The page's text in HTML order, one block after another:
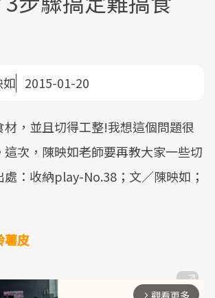
如 2015-01-20
材，並且切得工整!我想這個問題很
這次，陳映如老師要再教大家一些切
：收納play-No.38；文／陳映如；
薯皮
arrow_forward_ios